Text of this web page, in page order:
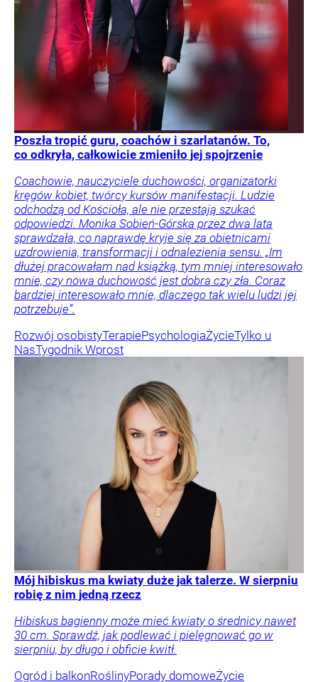
Poszła tropić guru, coachów i szarlatanów. To,
co odkryła, całkowicie zmieniło jej spojrzenie
Coachowie, nauczyciele duchowości, organizatorki
kręgów kobiet, twórcy kursów manifestacji. Ludzie
odchodzą od Kościoła, ale nie przestają szukać
odpowiedzi. Monika Sobień-Górska przez dwa lata
sprawdzała, co naprawdę kryje się za obietnicami
uzdrowienia, transformacji i odnalezienia sensu. „Im
dłużej pracowałam nad książką, tym mniej interesowało
mnie, czy nowa duchowość jest dobra czy zła. Coraz
bardziej interesowało mnie, dlaczego tak wielu ludzi jej
potrzebuje”.
Rozwój osobistyTerapiePsychologiaŻycieTylko u
NasTygodnik Wprost
Mój hibiskus ma kwiaty duże jak talerze. W sierpniu
robię z nim jedną rzecz
Hibiskus bagienny może mieć kwiaty o średnicy nawet
30 cm. Sprawdź, jak podlewać i pielęgnować go w
sierpniu, by długo i obficie kwitł.
Ogród i balkonRoślinyPorady domoweŻycie